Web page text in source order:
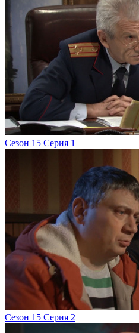
Сезон 15 Серия 1
Сезон 15 Серия 2